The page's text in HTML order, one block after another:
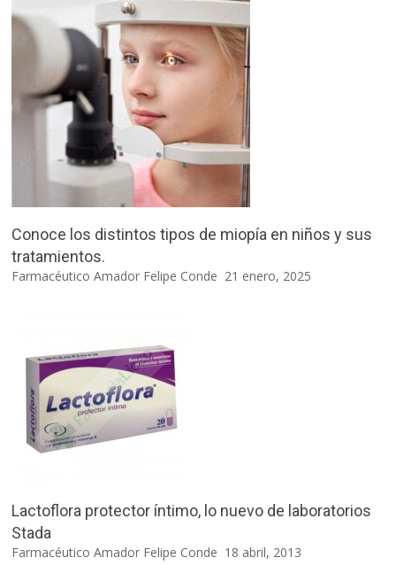
Conoce los distintos tipos de miopía en niños y sus
tratamientos.
Farmacéutico Amador Felipe Conde 21 enero, 2025
Lactoflora protector íntimo, lo nuevo de laboratorios
Stada
Farmacéutico Amador Felipe Conde 18 abril, 2013